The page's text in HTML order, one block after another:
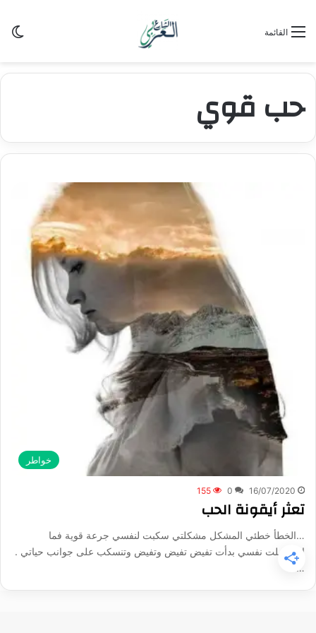
القائمة
حب قوي
خواطر
16/07/2020
0
155
تعثر أيقونة الحب
…الخطأ خطئي المشكل مشكلتي سكبت لنفسي جرعة قوية فما
استحملت نفسي بدأت تفيض تفيض وتفيض وتنسكب على جوانب حياتي .
…